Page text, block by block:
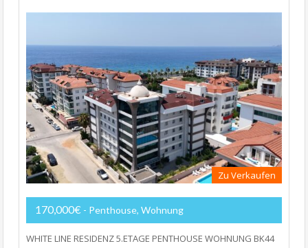
Zu Verkaufen
170,000€ - Penthouse, Wohnung
WHITE LINE RESIDENZ 5.ETAGE PENTHOUSE WOHNUNG BK44